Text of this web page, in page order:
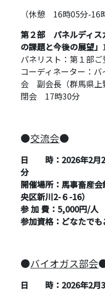
（休憩 16時05分-16
第２部 パネルディス
の課題と今後の展望」
パネリスト：第１部ご
コーディネーター：
会 副会長（群馬県
閉会 17時30分
●交流会●
日 時：2026年2月2
分
開催場所：馬事畜産
央区新川2-６-16）
参 加 費：5,000円/人
参加資格：どなたで
●バイオガス部会
日 時：2026年2月3